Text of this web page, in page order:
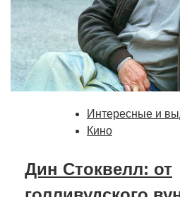
Интересные и
Кино
Дин Стоквелл: от